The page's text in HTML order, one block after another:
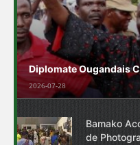
Diplomate Ougandais
2026-07-28
Bamako
de